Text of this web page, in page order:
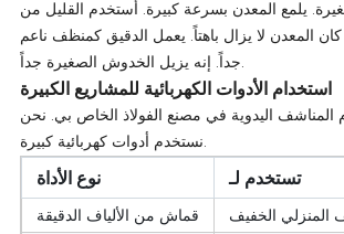
يلمع المعدن بسرعة كبيرة. أستخدم القليل من
كان المعدن لا يزال باهتاً. يعمل الدقيق كمنظف ناعم
استخدام الأدوات الكهربائية للمشاريع الكبيرة
المناشف اليدوية في مصنع الفولاذ الخاص بي. نحن
نوع الأداة تستخدم لـ
قماش من الألياف الدقيقة المنزلي الخفيف